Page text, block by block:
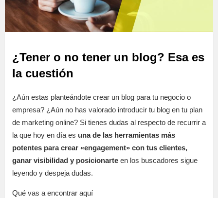
¿Tener o no tener un blog? Esa es
la cuestión
¿Aún estas planteándote crear un blog para tu negocio o
empresa? ¿Aún no has valorado introducir tu blog en tu plan
de marketing online? Si tienes dudas al respecto de recurrir a
la que hoy en día es una de las herramientas más
potentes para crear «engagement» con tus clientes,
ganar visibilidad y posicionarte en los buscadores sigue
leyendo y despeja dudas.
Qué vas a encontrar aquí